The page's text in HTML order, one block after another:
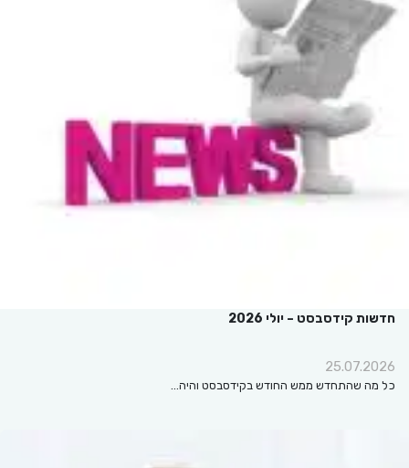
חדשות קידסבסט – יולי 2026
25.07.2026
כל מה שהתחדש ממש החודש בקידסבסט והיה…